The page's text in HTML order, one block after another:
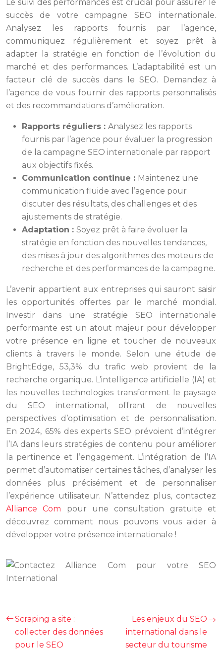
Le suivi des performances est crucial pour assurer le
succès de votre campagne SEO internationale.
Analysez les rapports fournis par l’agence,
communiquez régulièrement et soyez prêt à
adapter la stratégie en fonction de l’évolution du
marché et des performances. L’adaptabilité est un
facteur clé de succès dans le SEO. Demandez à
l’agence de vous fournir des rapports personnalisés
et des recommandations d’amélioration.
Rapports réguliers : Analysez les rapports
fournis par l’agence pour évaluer la progression
de la campagne SEO internationale par rapport
aux objectifs fixés.
Communication continue : Maintenez une
communication fluide avec l’agence pour
discuter des résultats, des challenges et des
ajustements de stratégie.
Adaptation : Soyez prêt à faire évoluer la
stratégie en fonction des nouvelles tendances,
des mises à jour des algorithmes des moteurs de
recherche et des performances de la campagne.
L’avenir appartient aux entreprises qui sauront saisir
les opportunités offertes par le marché mondial.
Investir dans une stratégie SEO internationale
performante est un atout majeur pour développer
votre présence en ligne et toucher de nouveaux
clients à travers le monde. Selon une étude de
BrightEdge, 53,3% du trafic web provient de la
recherche organique. L’intelligence artificielle (IA) et
les nouvelles technologies transforment le paysage
du SEO international, offrant de nouvelles
perspectives d’optimisation et de personnalisation.
En 2024, 65% des experts SEO prévoient d’intégrer
l’IA dans leurs stratégies de contenu pour améliorer
la pertinence et l’engagement. L’intégration de l’IA
permet d’automatiser certaines tâches, d’analyser les
données plus précisément et de personnaliser
l’expérience utilisateur. N’attendez plus, contactez
Alliance Com pour une consultation gratuite et
découvrez comment nous pouvons vous aider à
développer votre présence internationale !
Scraping a site :
collecter des données
pour le SEO
Les enjeux du SEO
international dans le
secteur du tourisme